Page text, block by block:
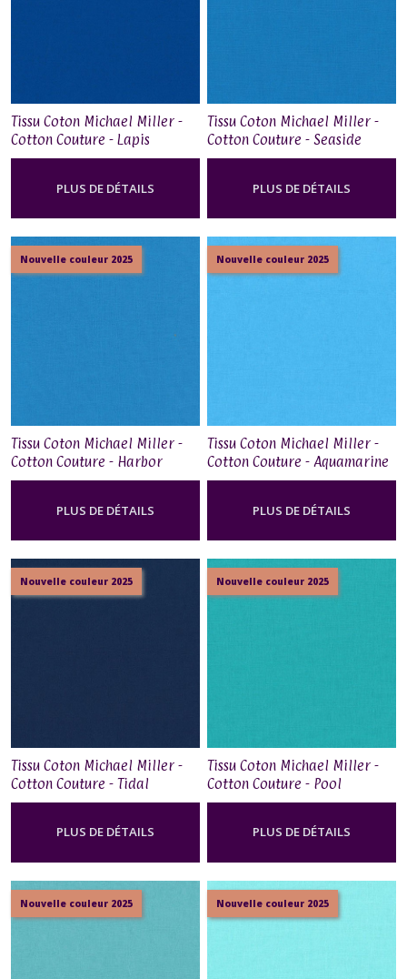
Tissu Coton Michael Miller -
Cotton Couture - Lapis
PLUS DE DÉTAILS
Tissu Coton Michael Miller -
Cotton Couture - Seaside
PLUS DE DÉTAILS
Nouvelle couleur 2025
Tissu Coton Michael Miller -
Cotton Couture - Harbor
PLUS DE DÉTAILS
Nouvelle couleur 2025
Tissu Coton Michael Miller -
Cotton Couture - Aquamarine
PLUS DE DÉTAILS
Nouvelle couleur 2025
Tissu Coton Michael Miller -
Cotton Couture - Tidal
PLUS DE DÉTAILS
Nouvelle couleur 2025
Tissu Coton Michael Miller -
Cotton Couture - Pool
PLUS DE DÉTAILS
Nouvelle couleur 2025 Nouvelle couleur 2025